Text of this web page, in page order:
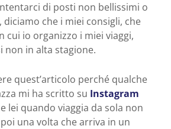
di posti non bellissimi o
che i miei consigli, che
cui io organizzo i miei viaggi,
non in alta stagione.
quest’articolo perché qualche
mi ha scritto su Instagram
lei quando viaggia da sola non
una volta che arriva in un